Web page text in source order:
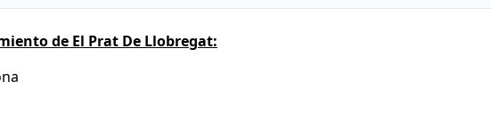
de El Prat De Llobregat: